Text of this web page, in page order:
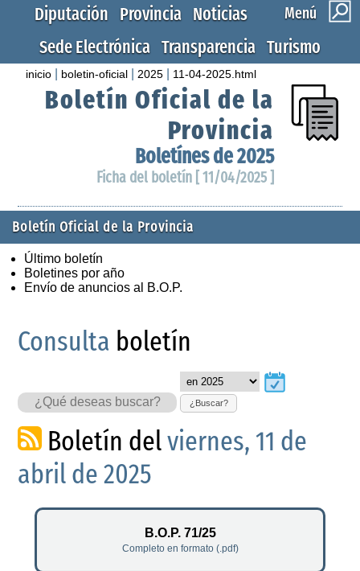
Menú
Diputación Provincia Noticias
Sede Electrónica Transparencia Turismo
inicio boletin-oficial 2025 11-04-2025.html
Boletín Oficial de la
Provincia
Boletínes de 2025
Ficha del boletín [ 11/04/2025 ]
Boletín Oficial de la Provincia
Último boletín
Boletines por año
Envío de anuncios al B.O.P.
Consulta boletín
¿Buscar?
Boletín delviernes, 11 de
abril de 2025
B.O.P. 71/25
Completo en formato (.pdf)